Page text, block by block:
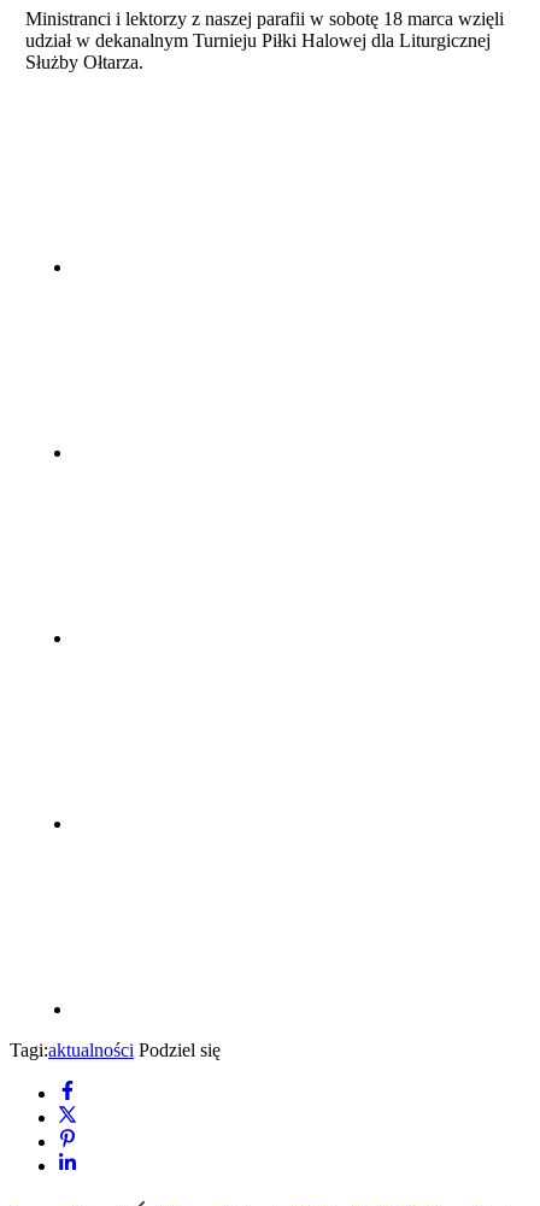
Ministranci i lektorzy z naszej parafii w sobotę 18 marca wzięli
udział w dekanalnym Turnieju Piłki Halowej dla Liturgicznej
Służby Ołtarza.
Tagi:aktualności Podziel się